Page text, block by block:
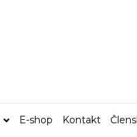
E-shop Kontakt